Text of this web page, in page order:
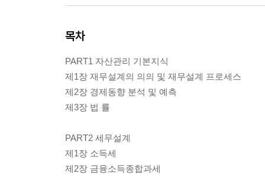
목차
PART1 자산관리 기본지식
제1장 재무설계의 의의 및 재무설계 프로세스
제2장 경제동향 분석 및 예측
제3장 법 률
PART2 세무설계
제1장 소득세
제2장 금융소득종합과세